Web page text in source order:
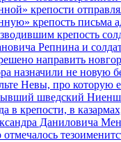
крепости
крепость письма
крепость
Репнина и
направить
назначили не новую
Невы, про которую
шведский
в крепости, в
Даниловича